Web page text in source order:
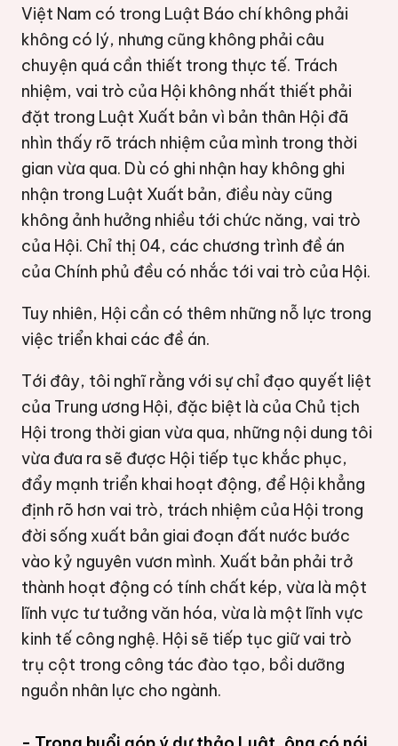
Việt Nam có trong Luật Báo chí không phải
không có lý, nhưng cũng không phải câu
chuyện quá cần thiết trong thực tế. Trách
nhiệm, vai trò của Hội không nhất thiết phải
đặt trong Luật Xuất bản vì bản thân Hội đã
nhìn thấy rõ trách nhiệm của mình trong thời
gian vừa qua. Dù có ghi nhận hay không ghi
nhận trong Luật Xuất bản, điều này cũng
không ảnh hưởng nhiều tới chức năng, vai trò
của Hội. Chỉ thị 04, các chương trình đề án
của Chính phủ đều có nhắc tới vai trò của Hội.
Tuy nhiên, Hội cần có thêm những nỗ lực trong
việc triển khai các đề án.
Tới đây, tôi nghĩ rằng với sự chỉ đạo quyết liệt
của Trung ương Hội, đặc biệt là của Chủ tịch
Hội trong thời gian vừa qua, những nội dung tôi
vừa đưa ra sẽ được Hội tiếp tục khắc phục,
đẩy mạnh triển khai hoạt động, để Hội khẳng
định rõ hơn vai trò, trách nhiệm của Hội trong
đời sống xuất bản giai đoạn đất nước bước
vào kỷ nguyên vươn mình. Xuất bản phải trở
thành hoạt động có tính chất kép, vừa là một
lĩnh vực tư tưởng văn hóa, vừa là một lĩnh vực
kinh tế công nghệ. Hội sẽ tiếp tục giữ vai trò
trụ cột trong công tác đào tạo, bồi dưỡng
nguồn nhân lực cho ngành.